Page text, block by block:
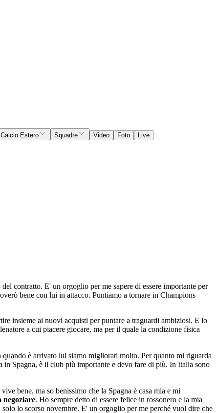
Calcio Estero Squadre Video Foto
Live
contratto. E' un orgoglio per me sapere di essere importante per
bene con lui in attacco. Puntiamo a tornare in Champions
insieme ai nuovi acquisti per puntare a traguardi ambiziosi. E lo
a cui piacere giocare, ma per il quale la condizione fisica
è arrivato lui siamo migliorati molto. Per quanto mi riguarda
Spagna, è il club più importante e devo fare di più. In Italia sono
bene, ma so benissimo che la Spagna è casa mia e mi
negoziare. Ho sempre detto di essere felice in rossonero e la mia
lo scorso novembre. E' un orgoglio per me perché vuol dire che